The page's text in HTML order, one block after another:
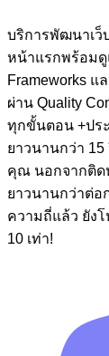
บริการพัฒนาเว็
หน้าแรกพร้อมดู
Frameworks แ
ผ่าน Quality
ทุกขั้นตอน +ปร
ยาวนานกว่า
คุณ นอกจากติด
ยาวนานกว่าต่อ
ความถี่แล้ว ยัง
10 เท่า!